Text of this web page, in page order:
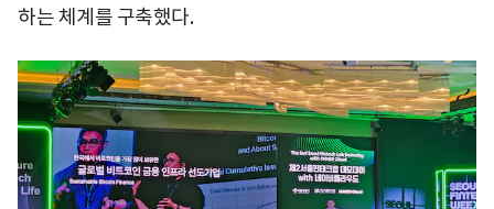
하는 체계를 구축했다.